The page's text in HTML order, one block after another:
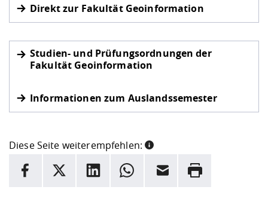
Direkt zur Fakultät Geoinformation
Studien- und Prüfungsordnungen der
Fakultät Geoinformation
Informationen zum Auslandssemester
Diese Seite weiterempfehlen:
INFORMATION
Facebook
X LinkedInWhatsappE-Mail Drucken